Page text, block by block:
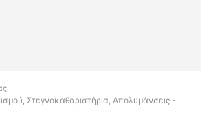
Στεγνοκαθαριστήρια, Απολυμάνσεις -